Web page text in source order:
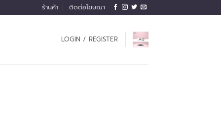
ร้านค้า ติดต่อโฆษณา
LOGIN / REGISTER